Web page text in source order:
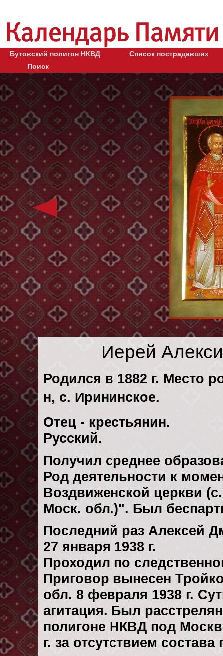
Бутовский полигон НКВД
Список пострадавших
Поиск
Иерей
Родился в 1882 г. Место
н, с. Ирининское.
Отец - крестьянин.
Русский.
Получил среднее
Род деятельности к
Воздвиженской церкви
Моск. обл.)". Был
Последний раз Алексей
27 января 1938 г.
Проходил по
Приговор вынесен
обл. 8 февраля 1938 г.
агитация. Был
полигоне НКВД под
г. за отсутствием